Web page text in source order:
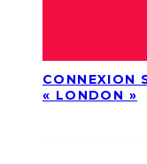
CONNEXION
« LONDON »